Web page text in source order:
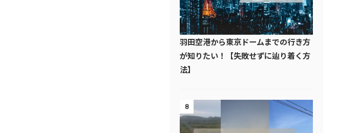
羽田空港から東京ドームまでの行き方
が知りたい！【失敗せずに辿り着く方
法】
8